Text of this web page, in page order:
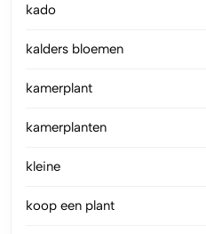
kado
kalders bloemen
kamerplant
kamerplanten
kleine
koop een plant